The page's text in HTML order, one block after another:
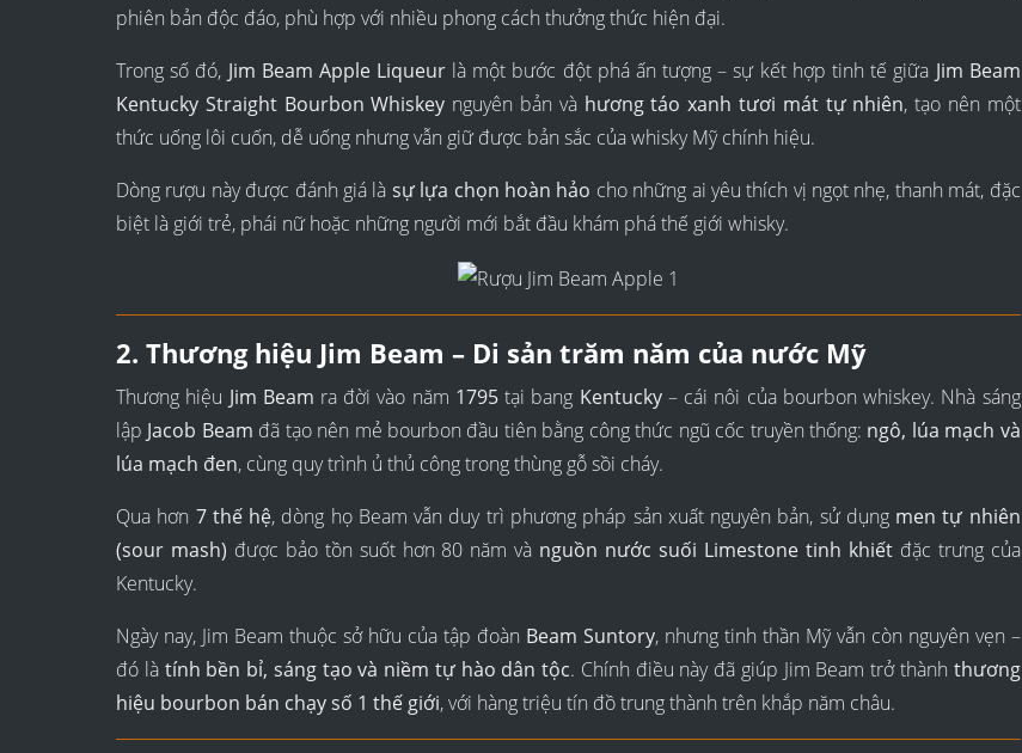
phiên bản độc đáo, phù hợp với nhiều phong cách thưởng thức hiện đại.
Trong số đó, Jim Beam Apple Liqueur là một bước đột phá ấn tượng – sự kết hợp tinh tế giữa Jim Beam
Kentucky Straight Bourbon Whiskey nguyên bản và hương táo xanh tươi mát tự nhiên, tạo nên một
thức uống lôi cuốn, dễ uống nhưng vẫn giữ được bản sắc của whisky Mỹ chính hiệu.
Dòng rượu này được đánh giá là sự lựa chọn hoàn hảo cho những ai yêu thích vị ngọt nhẹ, thanh mát, đặc
biệt là giới trẻ, phái nữ hoặc những người mới bắt đầu khám phá thế giới whisky.
2. Thương hiệu Jim Beam – Di sản trăm năm của nước Mỹ
Thương hiệu Jim Beam ra đời vào năm 1795tại bang Kentucky– cái nôi của bourbon whiskey. Nhà sáng
lập Jacob Beam đã tạo nên mẻ bourbon đầu tiên bằng công thức ngũ cốc truyền thống: ngô, lúa mạch và
lúa mạch đen, cùng quy trình ủ thủ công trong thùng gỗ sồi cháy.
Qua hơn 7 thế hệ, dòng họ Beam vẫn duy trì phương pháp sản xuất nguyên bản, sử dụng men tự nhiên
(sour mash) được bảo tồn suốt hơn 80 năm và nguồn nước suối Limestone tinh khiếtđặc trưng của
Kentucky.
Ngày nay, Jim Beam thuộc sở hữu của tập đoàn Beam Suntory, nhưng tinh thần Mỹ vẫn còn nguyên vẹn –
đó là tính bền bỉ, sáng tạo và niềm tự hào dân tộc. Chính điều này đã giúp Jim Beam trở thành thương
hiệu bourbon bán chạy số 1 thế giới, với hàng triệu tín đồ trung thành trên khắp năm châu.